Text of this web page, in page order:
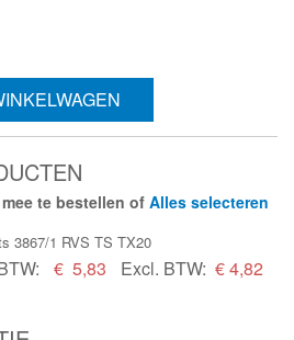
te bestellen of Alles selecteren
3867/1 RVS TS TX20
€ 5,83 Excl. BTW: € 4,82